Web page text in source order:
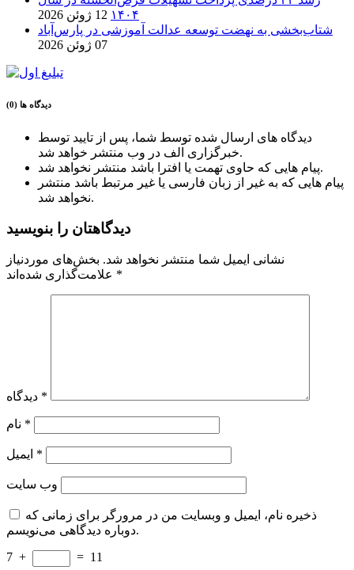
۱۴۰۴ 12 ژوئن 2026
شتاب‌بخشی به نهضت توسعه عدالت آموزشی در پارس‌آباد
07 ژوئن 2026
دیدگاه ها (0)
دیدگاه های ارسال شده توسط شما، پس از تایید توسط
خبرگزاری الف در وب منتشر خواهد شد.
پیام هایی که حاوی تهمت یا افترا باشد منتشر نخواهد شد.
پیام هایی که به غیر از زبان فارسی یا غیر مرتبط باشد منتشر
نخواهد شد.
دیدگاهتان را بنویسید
نشانی ایمیل شما منتشر نخواهد شد. بخش‌های موردنیاز
*
*
*
*
وب‌ سایت
ذخیره نام، ایمیل و وبسایت من در مرورگر برای زمانی که
دوباره دیدگاهی می‌نویسم.
7 + = 11